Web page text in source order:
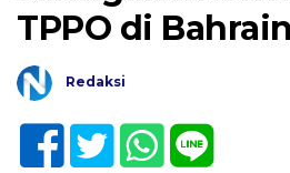
TPPO di Bahrain
Redaksi